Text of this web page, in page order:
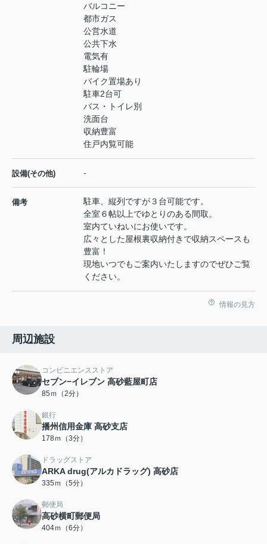
バルコニー
都市ガス
公営水道
公共下水
電気有
駐輪場
バイク置場あり
駐車2台可
バス・トイレ別
洗面台
収納豊富
住戸内覧可能
設備(その他) -
備考
駐車、縦列ですが３台可能です。
全室６帖以上でゆとりのある間取。
室内ていねいにお使いです。
広々とした屋根裏収納付きで収納スペースも
豊富！
現地いつでもご案内いたしますのでぜひご覧
ください。
情報の見方
周辺施設
コンビニエンスストア
セブン−イレブン 高砂藍屋町店
85ｍ（2分）
銀行
播州信用金庫 高砂支店
178ｍ（3分）
ドラッグストア
ARKA drug(アルカドラッグ) 高砂店
335ｍ（5分）
郵便局
高砂横町郵便局
404ｍ（6分）